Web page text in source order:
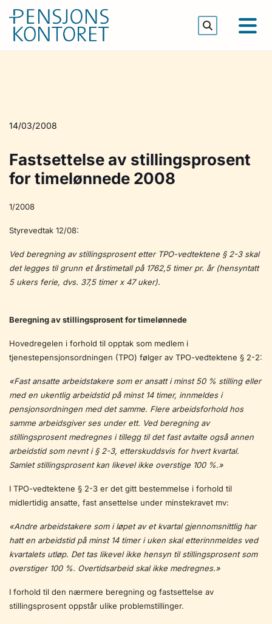
14/03/2008
Fastsettelse av stillingsprosent
for timelønnede 2008
1/2008
Styrevedtak 12/08:
Ved beregning av stillingsprosent etter TPO-vedtektene § 2-3 skal
det legges til grunn et årstimetall på 1762,5 timer pr. år (hensyntatt
5 ukers ferie, dvs. 37,5 timer x 47 uker).
Beregning av stillingsprosent for timelønnede
Hovedregelen i forhold til opptak som medlem i
tjenestepensjonsordningen (TPO) følger av TPO-vedtektene § 2-2:
«Fast ansatte arbeidstakere som er ansatt i minst 50 % stilling eller
med en ukentlig arbeidstid på minst 14 timer, innmeldes i
pensjonsordningen med det samme. Flere arbeidsforhold hos
samme arbeidsgiver ses under ett. Ved beregning av
stillingsprosent medregnes i tillegg til det fast avtalte også annen
arbeidstid som nevnt i § 2-3, etterskuddsvis for hvert kvartal.
Samlet stillingsprosent kan likevel ikke overstige 100 %.»
I TPO-vedtektene § 2-3 er det gitt bestemmelse i forhold til
midlertidig ansatte, fast ansettelse under minstekravet mv:
«Andre arbeidstakere som i løpet av et kvartal gjennomsnittlig har
hatt en arbeidstid på minst 14 timer i uken skal etterinnmeldes ved
kvartalets utløp. Det tas likevel ikke hensyn til stillingsprosent som
overstiger 100 %. Overtidsarbeid skal ikke medregnes.»
I forhold til den nærmere beregning og fastsettelse av
stillingsprosent oppstår ulike problemstillinger.